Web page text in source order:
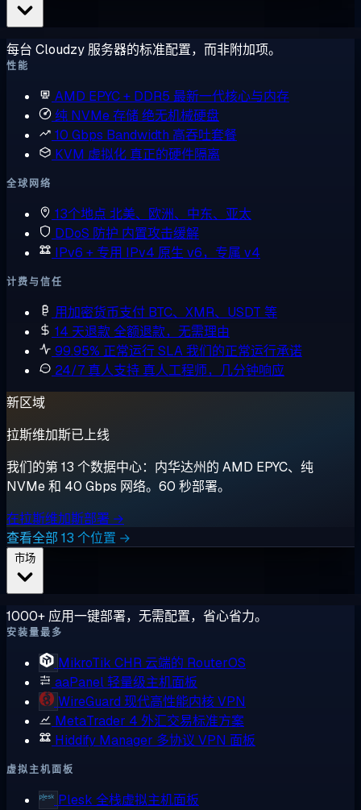
每台 Cloudzy 服务器的标准配置，而非附加项。
性能
AMD EPYC + DDR5 最新一代核心与内存
纯 NVMe 存储绝无机械硬盘
10 Gbps Bandwidth 高吞吐套餐
KVM 虚拟化 真正的硬件隔离
全球网络
13个地点 北美、欧洲、中东、亚太
DDoS 防护 内置攻击缓解
IPv6 + 专用 IPv4 原生 v6，专属 v4
计费与信任
用加密货币支付 BTC、XMR、USDT 等
14 天退款全额退款，无需理由
99.95% 正常运行 SLA我们的正常运行承诺
24/7 真人支持 真人工程师，几分钟响应
新区域
拉斯维加斯已上线
我们的第 13 个数据中心：内华达州的 AMD EPYC、纯
NVMe 和 40 Gbps 网络。60 秒部署。
在拉斯维加斯部署 →
查看全部 13 个位置 →
1000+ 应用一键部署，无需配置，省心省力。
安装量最多
MikroTik CHR 云端的 RouterOS
aaPanel轻量级主机面板
WireGuard 现代高性能内核 VPN
MetaTrader 4 外汇交易标准方案
Hiddify Manager 多协议 VPN 面板
虚拟主机面板
Plesk 全栈虚拟主机面板